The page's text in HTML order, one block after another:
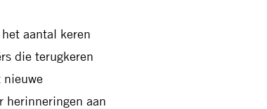
aantal keren
die terugkeren
nieuwe
herinneringen aan